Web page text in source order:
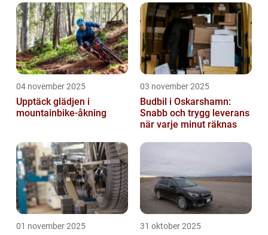
04 november 2025
Upptäck glädjen i
mountainbike-åkning
03 november 2025
Budbil i Oskarshamn:
Snabb och trygg leverans
när varje minut räknas
01 november 2025 31 oktober 2025